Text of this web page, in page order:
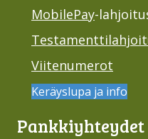
MobilePay-
Viitenumerot
Keräyslupa ja info
Pankki­yhteydet